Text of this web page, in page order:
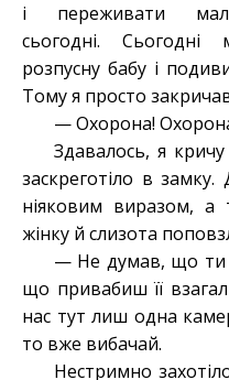
і переживати
сьогодні. Сьогодні
розпусну бабу і
Тому я просто
— Охорона!
Здавалось, я
заскреготіло в
ніяковим виразом, а
жінку й слизота
— Не думав, що ти
що привабиш її
нас тут лиш одна
то вже вибачай.
Нестримно